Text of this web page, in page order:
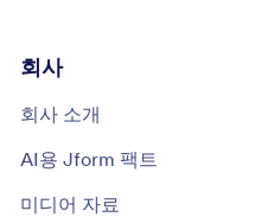
회사
회사 소개
AI용 Jform 팩트
미디어 자료